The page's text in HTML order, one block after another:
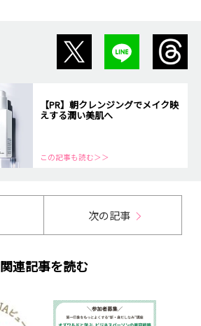
【PR】朝クレンジングでメイク映
えする潤い美肌へ
この記事も読む＞＞
次の記事
関連記事を読む